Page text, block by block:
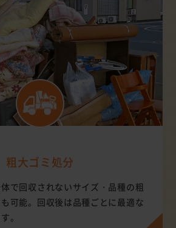
粗大ゴミ処分
で回収されないサイズ・品種の粗
可能。回収後は品種ごとに最適な
。